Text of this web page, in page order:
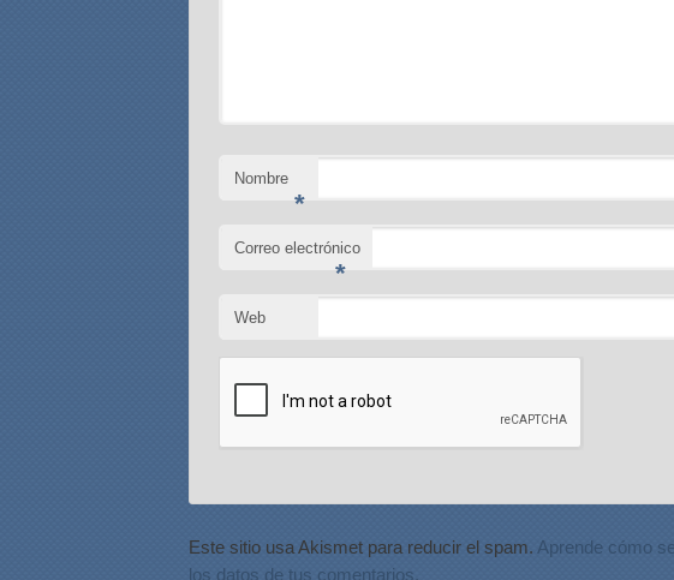
Nombre
*
Correo electrónico
*
Web
Este sitio usa Akismet para reducir el spam. Aprende cómo
los datos de tus comentarios.